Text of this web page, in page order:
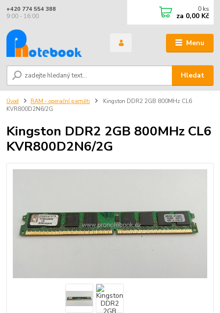
Menu
Hledat
+420 774 554 388
9:00 - 16:00
0 ks
za 0,00 Kč
Úvod RAM - operační paměti
Kingston DDR2 2GB 800MHz CL6
KVR800D2N6/2G
Kingston DDR2 2GB 800MHz CL6
KVR800D2N6/2G